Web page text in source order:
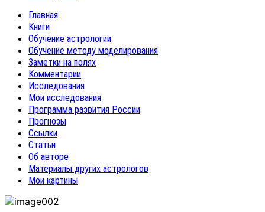
Главная
Книги
Обучение астрологии
Обучение методу моделирования
Заметки на полях
Комментарии
Исследования
Мои исследования
Программа развития России
Прогнозы
Ссылки
Статьи
Об авторе
Материалы других астрологов
Мои картины